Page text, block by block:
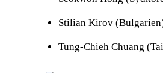
Stilian Kirov
Tung-Chieh Chuang